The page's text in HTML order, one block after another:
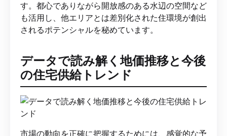
す。都心でありながら開放感のある水辺の空間など
も活用し、他エリアとは差別化された住環境が創出
されるポテンシャルを秘めています。
データで読み解く地価推移と今後
の住宅供給トレンド
市場の動向を正確に把握するためには、感覚的な予